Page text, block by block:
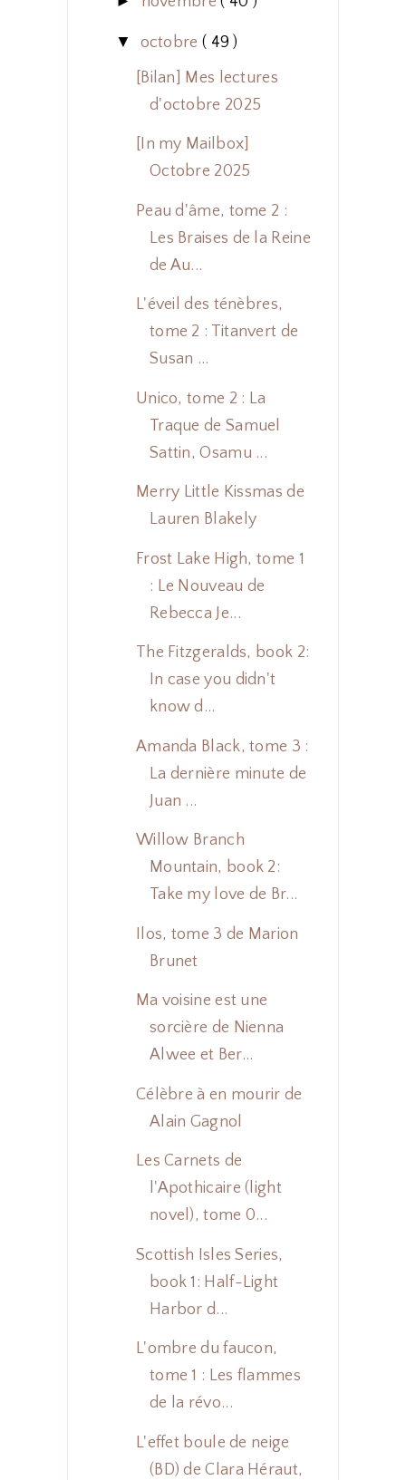
▼ octobre ( 49 )
[Bilan] Mes lectures
d'octobre 2025
[In my Mailbox]
Octobre 2025
Peau d'âme, tome 2 :
Les Braises de la Reine
de Au...
L'éveil des ténèbres,
tome 2 : Titanvert de
Susan ...
Unico, tome 2 : La
Traque de Samuel
Sattin, Osamu ...
Merry Little Kissmas de
Lauren Blakely
Frost Lake High, tome 1
: Le Nouveau de
Rebecca Je...
The Fitzgeralds, book 2:
In case you didn't
know d...
Amanda Black, tome 3 :
La dernière minute de
Juan ...
Willow Branch
Mountain, book 2:
Take my love de Br...
Ilos, tome 3 de Marion
Brunet
Ma voisine est une
sorcière de Nienna
Alwee et Ber...
Célèbre à en mourir de
Alain Gagnol
Les Carnets de
l'Apothicaire (light
novel), tome 0...
Scottish Isles Series,
book 1: Half-Light
Harbor d...
L'ombre du faucon,
tome 1 : Les flammes
de la révo...
L'effet boule de neige
(BD) de Clara Héraut,